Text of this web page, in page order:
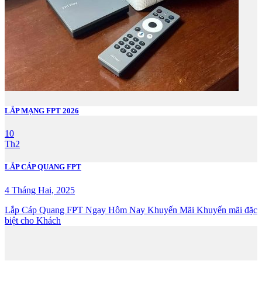
LẮP MẠNG FPT 2026
10
Th2
LẮP CÁP QUANG FPT
4 Tháng Hai, 2025
Lắp Cáp Quang FPT Ngay Hôm Nay Khuyến Mãi Khuyến mãi đặc
biệt cho Khách